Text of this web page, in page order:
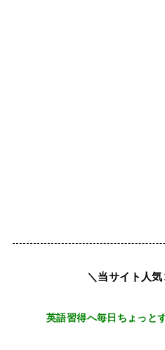
＼当サイト人
英語習得へ毎日ちょっと